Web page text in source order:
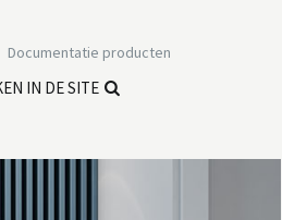
Documentatie producten
IN DE SITE